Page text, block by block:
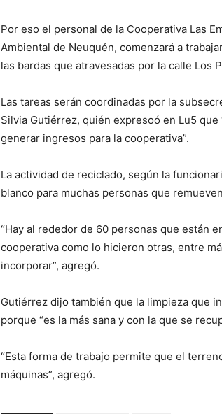
Por eso el personal de la Cooperativa Las
Ambiental de Neuquén, comenzará a
las bardas que atravesadas por la calle Los
Las tareas serán coordinadas por la
Silvia Gutiérrez, quién expresoó en Lu5
generar ingresos para la cooperativa”.
La actividad de reciclado, según la
blanco para muchas personas que
“Hay al rededor de 60 personas que están
cooperativa como lo hicieron otras, entre
incorporar”, agregó.
Gutiérrez dijo también que la limpieza que
porque “es la más sana y con la que se
“Esta forma de trabajo permite que el
máquinas”, agregó.